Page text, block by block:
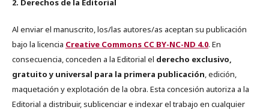
2. Derechos de la Editorial
Al enviar el manuscrito, los/las autores/as aceptan su publicación
bajo la licencia Creative Commons CC BY-NC-ND 4.0. En
consecuencia, conceden a la Editorial el derecho exclusivo,
gratuito y universal para la primera publicación, edición,
maquetación y explotación de la obra. Esta concesión autoriza a la
Editorial a distribuir, sublicenciar e indexar el trabajo en cualquier